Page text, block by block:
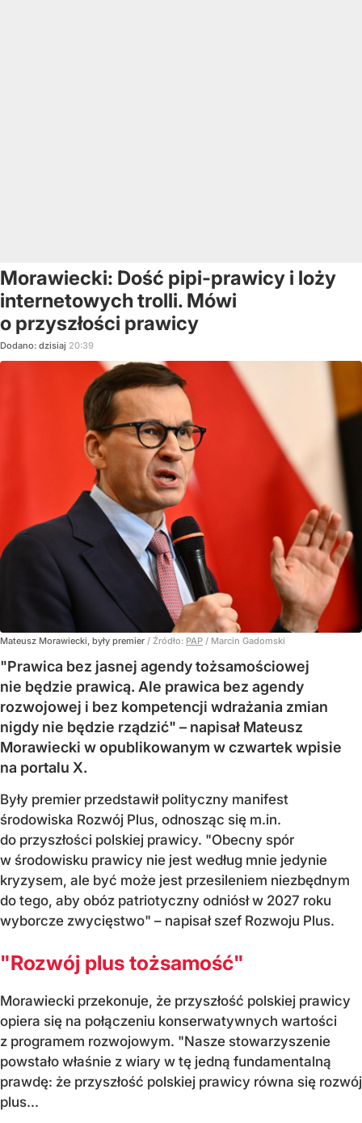
Morawiecki: Dość pipi-prawicy i loży
internetowych trolli. Mówi
o przyszłości prawicy
Dodano: dzisiaj 20:39
Mateusz Morawiecki, były premier / Źródło: PAP / Marcin Gadomski
"Prawica bez jasnej agendy tożsamościowej
nie będzie prawicą. Ale prawica bez agendy
rozwojowej i bez kompetencji wdrażania zmian
nigdy nie będzie rządzić" – napisał Mateusz
Morawiecki w opublikowanym w czwartek wpisie
na portalu X.
Były premier przedstawił polityczny manifest
środowiska Rozwój Plus, odnosząc się m.in.
do przyszłości polskiej prawicy. "Obecny spór
w środowisku prawicy nie jest według mnie jedynie
kryzysem, ale być może jest przesileniem niezbędnym
do tego, aby obóz patriotyczny odniósł w 2027 roku
wyborcze zwycięstwo" – napisał szef Rozwoju Plus.
"Rozwój plus tożsamość"
Morawiecki przekonuje, że przyszłość polskiej prawicy
opiera się na połączeniu konserwatywnych wartości
z programem rozwojowym. "Nasze stowarzyszenie
powstało właśnie z wiary w tę jedną fundamentalną
prawdę: że przyszłość polskiej prawicy równa się rozwój
plus...